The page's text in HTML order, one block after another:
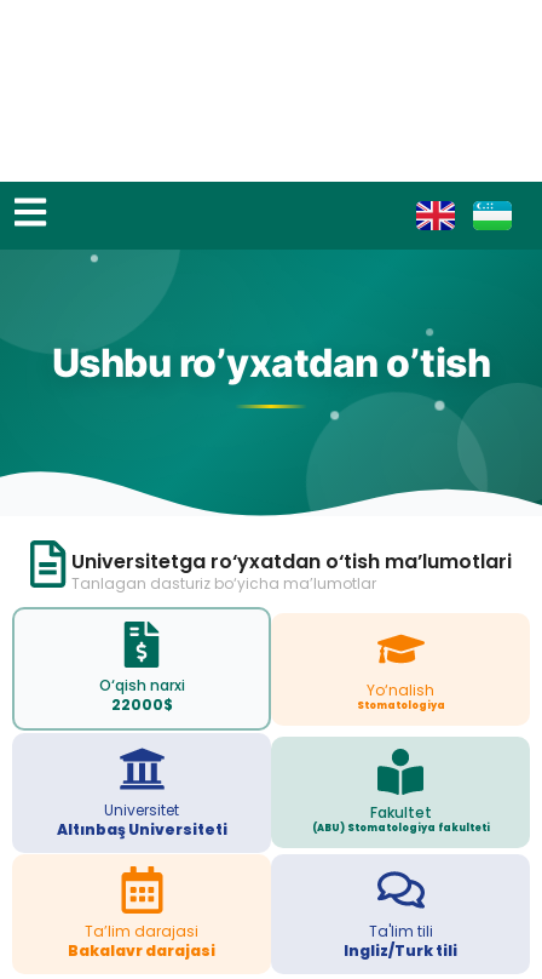
Ushbu ro’yxatdan o’tish
Universitetga ro‘yxatdan o‘tish ma’lumotlari
Tanlagan dasturiz bo‘yicha ma’lumotlar
O‘qish narxi
22000$
Yo‘nalish
Stomatologiya
Universitet
Altınbaş Universiteti
Fakultet
(ABU) Stomatologiya fakulteti
Ta’lim darajasi
Bakalavr darajasi
Ta'lim tili
Ingliz/Turk tili